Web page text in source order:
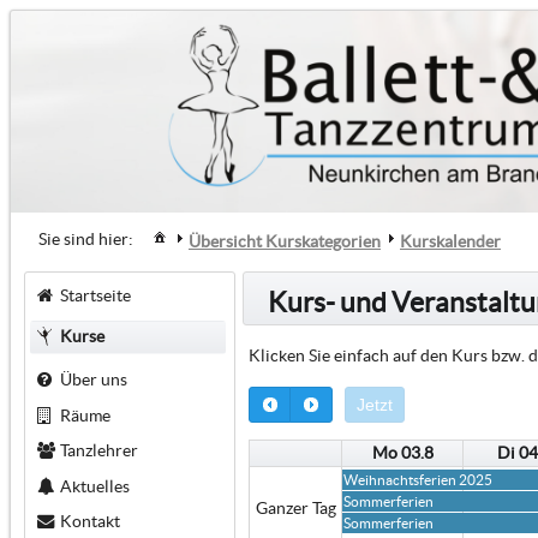
Sie sind hier: Übersicht Kurskategorien Kurskalender
Startseite
Kurse
Über uns
Räume
Tanzlehrer
Aktuelles
Kontakt
Kurs- und
Klicken Sie einfach auf den Kurs bzw.
Jetzt
Mo 03.8 Di
Ganzer Tag
Weihnachtsferien 2025
Sommerferien
Sommerferien
0:00
1:00
2:00
3:00
5:00